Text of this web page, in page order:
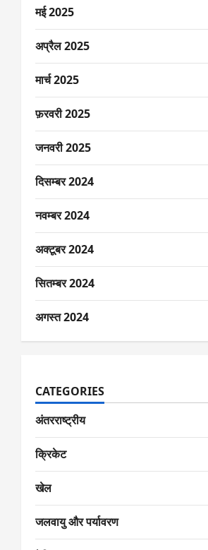
मई 2025
अप्रैल 2025
मार्च 2025
फ़रवरी 2025
जनवरी 2025
दिसम्बर 2024
नवम्बर 2024
अक्टूबर 2024
सितम्बर 2024
अगस्त 2024
CATEGORIES
अंतरराष्ट्रीय
क्रिकेट
खेल
जलवायु और पर्यावरण